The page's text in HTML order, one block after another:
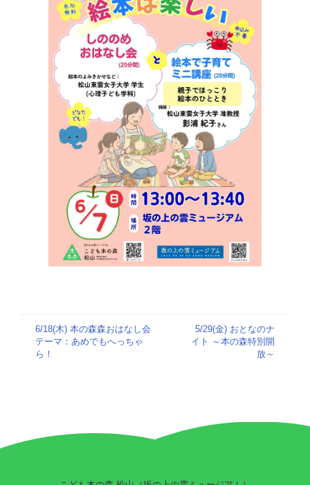
6/18(木) 本の森森おはなし会
テーマ：あめでもへっちゃ
ら！
5/29(金) おとなのナ
イト ～本の森特別開
放～